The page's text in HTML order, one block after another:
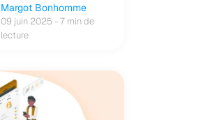
Margot Bonhomme
09 juin 2025 - 7 min de
lecture